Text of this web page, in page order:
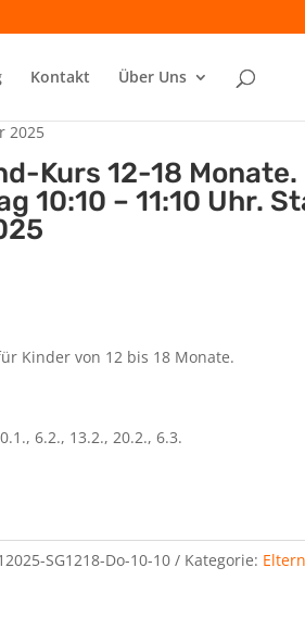
Kontakt Über Uns
2025
Kurs 12-18 Monate.
10:10 – 11:10 Uhr.
Kinder von 12 bis 18 Monate.
6.2., 13.2., 20.2., 6.3.
SG1218-Do-10-10 Kategorie: